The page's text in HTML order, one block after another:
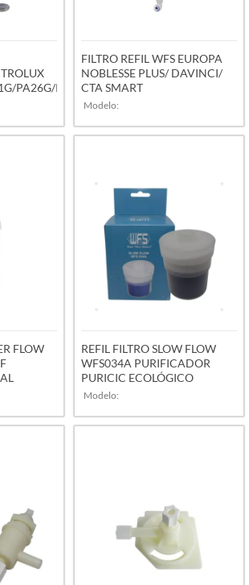
PA26G/PA31G
FILTRO REFIL WFS EUROPA
NOBLESSE PLUS/ DAVINCI/
CTA SMART
Modelo:
FLOW
REFIL FILTRO SLOW FLOW
WFS034A PURIFICADOR
PURICIC ECOLÓGICO
Modelo: